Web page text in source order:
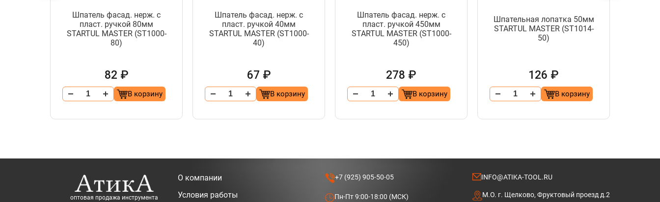
Шпатель фасад. нерж. с
пласт. ручкой 80мм
STARTUL MASTER (ST1000-
80)
82 ₽
В корзину
Шпатель фасад. нерж. с
пласт. ручкой 40мм
STARTUL MASTER (ST1000-
40)
67 ₽
В корзину
Шпатель фасад. нерж. с
пласт. ручкой 450мм
STARTUL MASTER (ST1000-
450)
278 ₽
В корзину
Шпательная лопатка 50мм
STARTUL MASTER (ST1014-
50)
126 ₽
В корзину
оптовая продажа инструмента
О компании
Условия работы
+7 (925) 905-50-05
Пн-Пт 9:00-18:00 (МСК)
INFO@ATIKA-TOOL.RU
М.О. г. Щелково, Фруктовый проезд д.2